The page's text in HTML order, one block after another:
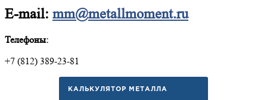
E-mail: mm@metallmoment.ru
Телефоны:
+7 (812) 389-23-81